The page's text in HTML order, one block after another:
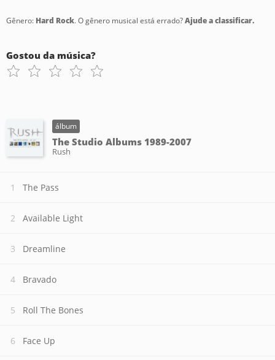
Gênero: Hard Rock. O gênero musical está errado?Ajude a classificar.
Gostou da música?
álbum
The Studio Albums 1989-2007
Rush
The Pass
Available Light
Dreamline
Bravado
Roll The Bones
Face Up